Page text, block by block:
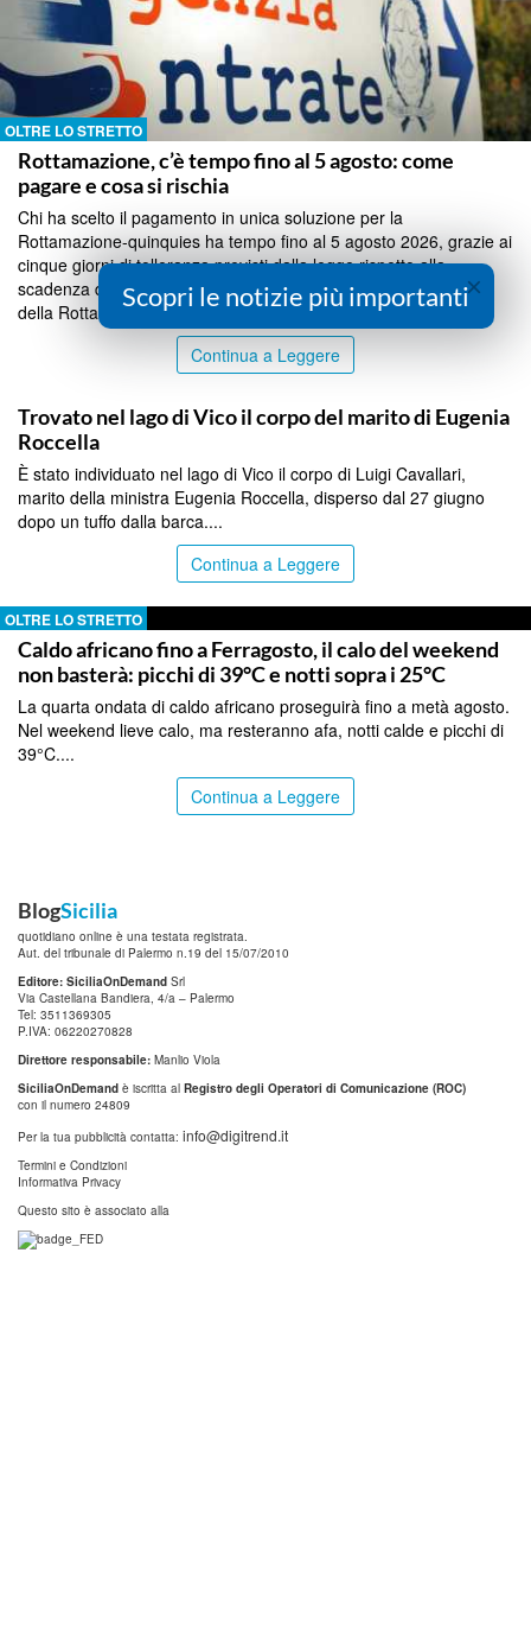
OLTRE LO STRETTO
Rottamazione, c’è tempo fino al 5 agosto: come
pagare e cosa si rischia
Chi ha scelto il pagamento in unica soluzione per la
Rottamazione-quinquies ha tempo fino al 5 agosto 2026, grazie ai
cinque giorni di tolleranza previsti dalla legge rispetto alla
scadenza del 31 luglio. Stesso termine per la tredicesima rata
della Rottamazione-quater....
Continua a Leggere
Trovato nel lago di Vico il corpo del marito di Eugenia
Roccella
È stato individuato nel lago di Vico il corpo di Luigi Cavallari,
marito della ministra Eugenia Roccella, disperso dal 27 giugno
dopo un tuffo dalla barca....
Continua a Leggere
OLTRE LO STRETTO
Caldo africano fino a Ferragosto, il calo del weekend
non basterà: picchi di 39°C e notti sopra i 25°C
La quarta ondata di caldo africano proseguirà fino a metà agosto.
Nel weekend lieve calo, ma resteranno afa, notti calde e picchi di
39°C....
Continua a Leggere
BlogSicilia
quotidiano online è una testata registrata.
Aut. del tribunale di Palermo n.19 del 15/07/2010
Editore: SiciliaOnDemand Srl
Via Castellana Bandiera, 4/a – Palermo
Tel: 3511369305
P.IVA: 06220270828
Direttore responsabile: Manlio Viola
SiciliaOnDemand è iscritta al Registro degli Operatori di Comunicazione (ROC)
con il numero 24809
Per la tua pubblicità contatta: info@digitrend.it
Termini e Condizioni
Informativa Privacy
Questo sito è associato alla
×
Scopri le notizie più importanti